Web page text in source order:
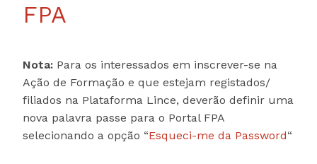
FPA
Nota: Para os interessados em inscrever-se na
Ação de Formação e que estejam registados/
filiados na Plataforma Lince, deverão definir uma
nova palavra passe para o Portal FPA
selecionando a opção “Esqueci-me da Password“